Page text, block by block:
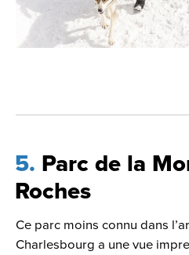
5 Parc de la
Roches
Ce parc moins connu dans
Charlesbourg a une vue